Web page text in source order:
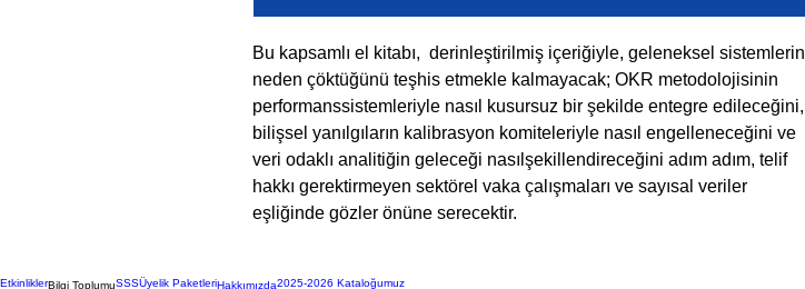
Bu kapsamlı el kitabı, derinleştirilmiş içeriğiyle, geleneksel sistemlerin
neden çöktüğünü teşhis etmekle kalmayacak; OKR metodolojisinin
performanssistemleriyle nasıl kusursuz bir şekilde entegre edileceğini,
bilişsel yanılgıların kalibrasyon komiteleriyle nasıl engelleneceğini ve
veri odaklı analitiğin geleceği nasılşekillendireceğini adım adım, telif
hakkı gerektirmeyen sektörel vaka çalışmaları ve sayısal veriler
eşliğinde gözler önüne serecektir.
EtkinliklerBilgi ToplumuSSSÜyelik PaketleriHakkımızda2025-2026 Kataloğumuz